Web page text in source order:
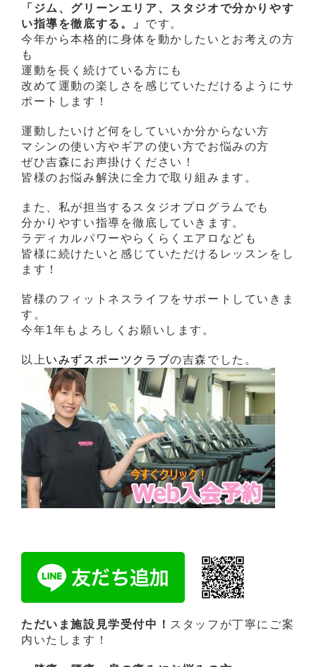
「ジム、グリーンエリア、スタジオで分かりやす
い指導を徹底する。」 です。
今年から本格的に身体を動かしたいとお考えの方
も
運動を長く続けている方にも
改めて運動の楽しさを感じていただけるようにサ
ポートします！
運動したいけど何をしていいか分からない方
マシンの使い方やギアの使い方でお悩みの方
ぜひ吉森にお声掛けください！
皆様のお悩み解決に全力で取り組みます。
また、私が担当するスタジオプログラムでも
分かりやすい指導を徹底していきます。
ラディカルパワーやらくらくエアロなども
皆様に続けたいと感じていただけるレッスンをし
ます！
皆様のフィットネスライフをサポートしていきま
す。
今年1年もよろしくお願いします。
以上 いみずスポーツクラブの吉森でした。
ただいま施設見学受付中！ スタッフが丁寧にご案
内いたします！